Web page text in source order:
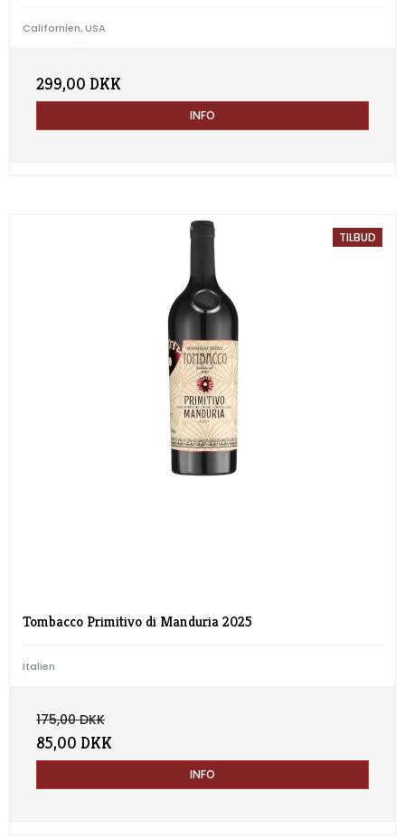
Californien, USA
299,00 DKK
INFO
TILBUD
Tombacco Primitivo di Manduria 2025
Italien
175,00 DKK
85,00 DKK
INFO